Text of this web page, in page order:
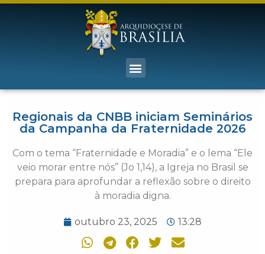
Regionais da CNBB iniciam Seminários
da Campanha da Fraternidade 2026
Com o tema “Fraternidade e Moradia” e o lema “Ele
veio morar entre nós” (Jo 1,14), a Igreja no Brasil se
prepara para aprofundar a reflexão sobre o direito
à moradia digna.
outubro 23, 2025 13:28